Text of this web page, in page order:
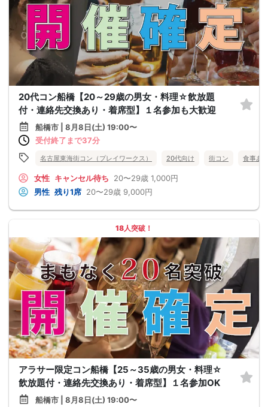
20代コン船橋【20～29歳の男女・料理☆飲放題
付・連絡先交換あり・着席型】１名参加も大歓迎
船橋市 | 8月8日(土) 19:00〜
受付終了まで37分
名古屋東海街コン（プレイワークス） 20代向け 街コン 食事あ
女性 キャンセル待ち 20〜29歳 1,000円
男性 残り1席 20〜29歳 9,000円
18人突破！
アラサー限定コン船橋【25～35歳の男女・料理☆
飲放題付・連絡先交換あり・着席型】１名参加OK
船橋市 | 8月8日(土) 19:00〜